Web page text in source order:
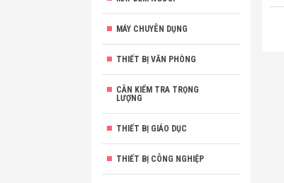
MÁY CHUYÊN DỤNG
THIẾT BỊ VĂN PHÒNG
CÂN KIỂM TRA TRỌNG
LƯỢNG
THIẾT BỊ GIÁO DỤC
THIẾT BỊ CÔNG NGHIỆP